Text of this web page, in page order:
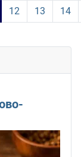
11 із 15
12 13 14